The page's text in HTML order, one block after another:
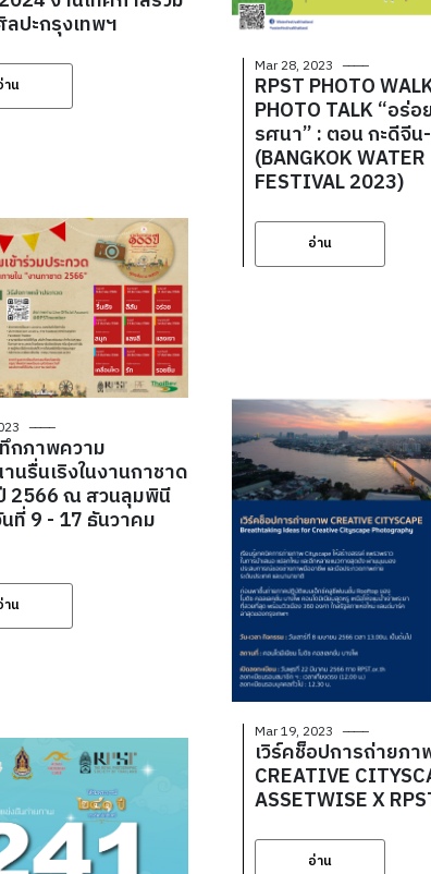
ปะกรุงเทพฯ
าน
กภาพความ
นรื่นเริงในงานกาชาด
2566 ณ สวนลุมพินี
นที่ 9 - 17 ธันวาคม
าน
Mar 28, 2023
RPST PHOTO
PHOTO TALK “อร่
รศนา” : ตอน กะดีจี
(BANGKOK WATER
FESTIVAL 2023)
อ่าน
Mar 19, 2023
เวิร์คช็อปการถ่ายภา
CREATIVE
ASSETWISE X
อ่าน